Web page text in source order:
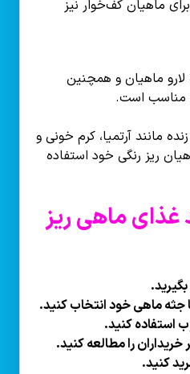
ماهیان کف‌خوار نیز
لارو ماهیان و همچنین
مناسب است.
مانند آرتمیا، کرم خونی و
ریز رنگی خود استفاده
غذای ماهی ریز
جثه ماهی خود انتخاب کنید.
استفاده کنید.
را مطالعه کنید.
کنید.